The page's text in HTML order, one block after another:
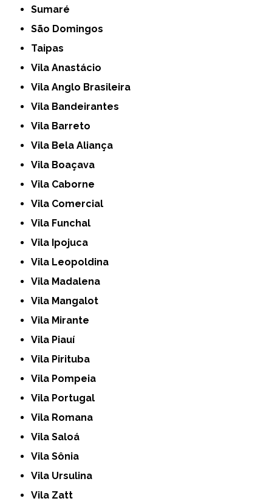
Sumaré
São Domingos
Taipas
Vila Anastácio
Vila Anglo Brasileira
Vila Bandeirantes
Vila Barreto
Vila Bela Aliança
Vila Boaçava
Vila Caborne
Vila Comercial
Vila Funchal
Vila Ipojuca
Vila Leopoldina
Vila Madalena
Vila Mangalot
Vila Mirante
Vila Piauí
Vila Pirituba
Vila Pompeia
Vila Portugal
Vila Romana
Vila Saloá
Vila Sônia
Vila Ursulina
Vila Zatt